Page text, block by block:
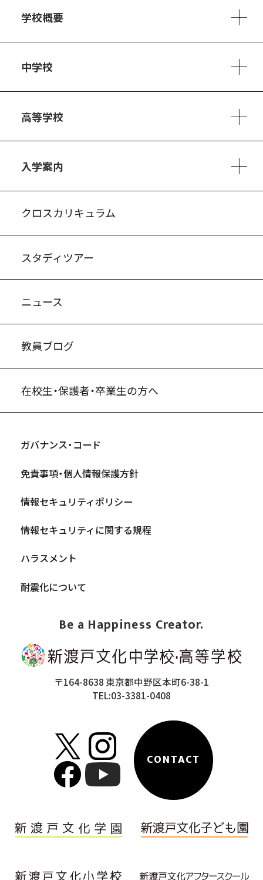
Be a Happiness Creator.
〒164-8638 東京都中野区本町6-38-1
TEL:03-3381-0408
CONTACT
学校概要
中学校
高等学校
入学案内
クロスカリキュラム
スタディツアー
ニュース
教員ブログ
在校生・保護者・卒業生の方へ
ガバナンス・コード
免責事項・個人情報保護方針
情報セキュリティポリシー
情報セキュリティに関する規程
ハラスメント
耐震化について